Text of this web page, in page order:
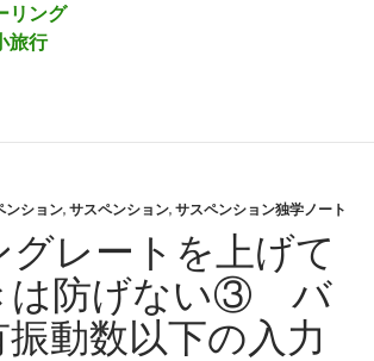
リング
旅行
ンション, サスペンション, サスペンション独学ノート
グレートを上げて
は防げない③ バ
動数以下の入力